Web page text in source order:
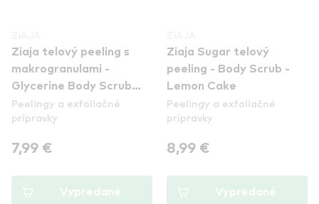
Ziaja telový peeling s
makrogranulami -
Glycerine Body Scrub
With Macrogranules
Peelingy a exfoliačné
prípravky
7,99 €
Vypredané
Ziaja Sugar telový
peeling - Body Scrub -
Lemon Cake
Peelingy a exfoliačné
prípravky
8,99 €
Vypredané